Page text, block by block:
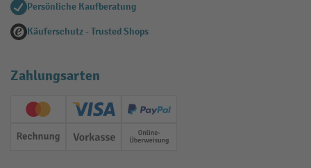
Persönliche Kaufberatung
Käuferschutz - Trusted Shops
Zahlungsarten
Creditcard (Master)Creditcard (Visa)
PayPal
Rechnung Vorkasse Online-Überweisung